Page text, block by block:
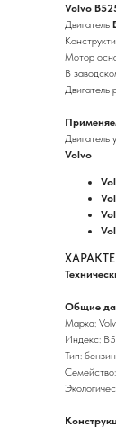
Volvo
Двигатель
Мотор
В
Двигатель
Двигатель
Volvo
Общие
Марка:
Индекс:
Тип: